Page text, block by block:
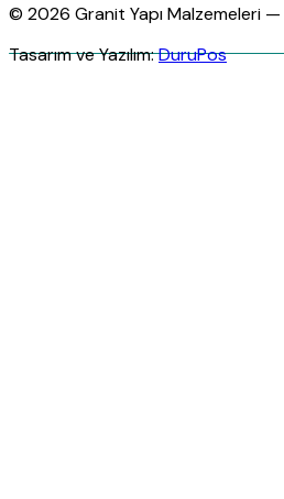
© 2026 Granit Yapı Malzemeleri —
Tasarım ve Yazılım:DuruPos